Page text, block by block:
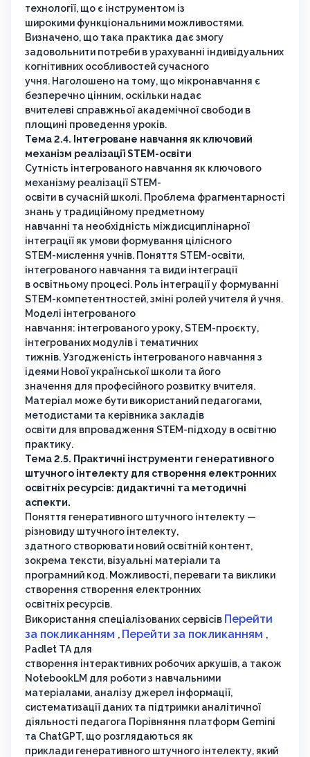
технології, що є інструментом із
широкими функціональними можливостями.
Визначено, що така практика дає змогу
задовольнити потреби в урахуванні індивідуальних
когнітивних особливостей сучасного
учня. Наголошено на тому, що мікронавчання є
безперечно цінним, оскільки надає
вчителеві справжньої академічної свободи в
площині проведення уроків.
Тема 2.4. Інтегроване навчання як ключовий
механізм реалізації STEM-освіти
Сутність інтегрованого навчання як ключового
механізму реалізації STEM-
освіти в сучасній школі. Проблема фрагментарності
знань у традиційному предметному
навчанні та необхідність міждисциплінарної
інтеграції як умови формування цілісного
STEM-мислення учнів. Поняття STEM-освіти,
інтегрованого навчання та види інтеграції
в освітньому процесі. Роль інтеграції у формуванні
STEM-компетентностей, зміні ролей учителя й учня.
Моделі інтегрованого
навчання: інтегрованого уроку, STEM-проєкту,
інтегрованих модулів і тематичних
тижнів. Узгодженість інтегрованого навчання з
ідеями Нової української школи та його
значення для професійного розвитку вчителя.
Матеріал може бути використаний педагогами,
методистами та керівника закладів
освіти для впровадження STEM-підходу в освітню
практику.
Тема 2.5. Практичні інструменти генеративного
штучного інтелекту для створення електронних
освітніх ресурсів: дидактичні та методичні
аспекти.
Поняття генеративного штучного інтелекту —
різновиду штучного інтелекту,
здатного створювати новий освітній контент,
зокрема тексти, візуальні матеріали та
програмний код. Можливості, переваги та виклики
створення створення електронних
освітніх ресурсів.
Використання спеціалізованих сервісів Перейти
за покликанням , Перейти за покликанням ,
Padlet TA для
створення інтерактивних робочих аркушів, а також
NotebookLM для роботи з навчальними
матеріалами, аналізу джерел інформації,
систематизації даних та підтримки аналітичної
діяльності педагога Порівняння платформ Gemini
та ChatGPT, що розглядаються як
приклади генеративного штучного інтелекту, який